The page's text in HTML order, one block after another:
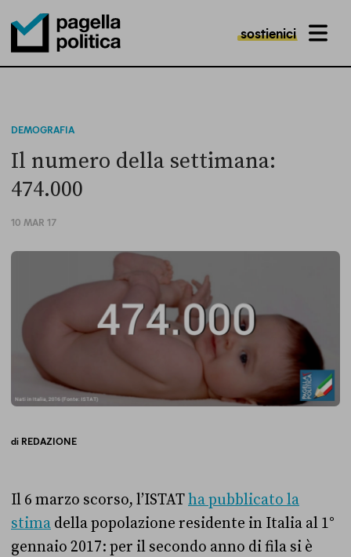
Pagella Politica Logo
sostienici MENU
DEMOGRAFIA
Il numero della settimana:
474.000
10 MAR 17
di REDAZIONE
Il 6 marzo scorso, l’ISTATha pubblicato la
stima della popolazione residente in Italia al 1°
gennaio 2017: per il secondo anno di fila si è